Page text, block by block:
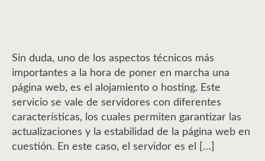
Sin duda, uno de los aspectos técnicos más
importantes a la hora de poner en marcha una
página web, es el alojamiento o hosting. Este
servicio se vale de servidores con diferentes
características, los cuales permiten garantizar las
actualizaciones y la estabilidad de la página web en
cuestión. En este caso, el servidor es el […]